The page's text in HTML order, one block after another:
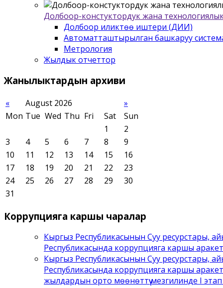
Долбоор-констуктордук жана
Долбоор иликтѳѳ иштери (ДИИ)
Автоматташтырылган башкаруу
Метрология
Жылдык отчеттор
Жанылыктардын архиви
« August 2026
»
Mon Tue Wed Thu Fri Sat
Sun
1
2
3
4 5 6 7 8
9
10
11 12 13 14 15
16
17
18 19 20 21 22
23
24
25 26 27 28 29
30
31
Коррупцияга каршы чаралар
Кыргыз Республикасынын Суу ресурстары,
Республикасында коррупцияга каршы
Кыргыз Республикасынын Суу ресурстары,
Республикасында коррупцияга каршы
жылдардын орто мөөнөттүү мезгилинде I этап